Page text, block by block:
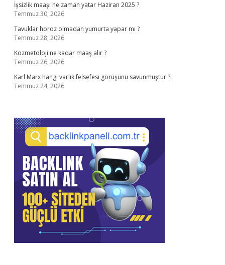
İşsizlik maaşı ne zaman yatar Haziran 2025 ?
Temmuz 30, 2026
Tavuklar horoz olmadan yumurta yapar mı ?
Temmuz 28, 2026
Kozmetoloji ne kadar maaş alır ?
Temmuz 26, 2026
Karl Marx hangi varlık felsefesi görüşünü savunmuştur ?
Temmuz 24, 2026